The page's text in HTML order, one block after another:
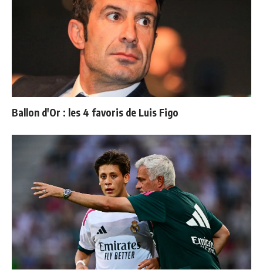
Ballon d'Or : les 4 favoris de Luis Figo